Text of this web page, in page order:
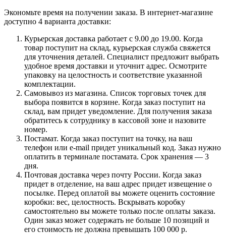
Экономьте время на получении заказа. В интернет-магазине
доступно 4 варианта доставки:
Курьерская доставка работает с 9.00 до 19.00. Когда
товар поступит на склад, курьерская служба свяжется
для уточнения деталей. Специалист предложит выбрать
удобное время доставки и уточнит адрес. Осмотрите
упаковку на целостность и соответствие указанной
комплектации.
Самовывоз из магазина. Список торговых точек для
выбора появится в корзине. Когда заказ поступит на
склад, вам придет уведомление. Для получения заказа
обратитесь к сотруднику в кассовой зоне и назовите
номер.
Постамат. Когда заказ поступит на точку, на ваш
телефон или e-mail придет уникальный код. Заказ нужно
оплатить в терминале постамата. Срок хранения — 3
дня.
Почтовая доставка через почту России. Когда заказ
придет в отделение, на ваш адрес придет извещение о
посылке. Перед оплатой вы можете оценить состояние
коробки: вес, целостность. Вскрывать коробку
самостоятельно вы можете только после оплаты заказа.
Один заказ может содержать не больше 10 позиций и
его стоимость не должна превышать 100 000 р.